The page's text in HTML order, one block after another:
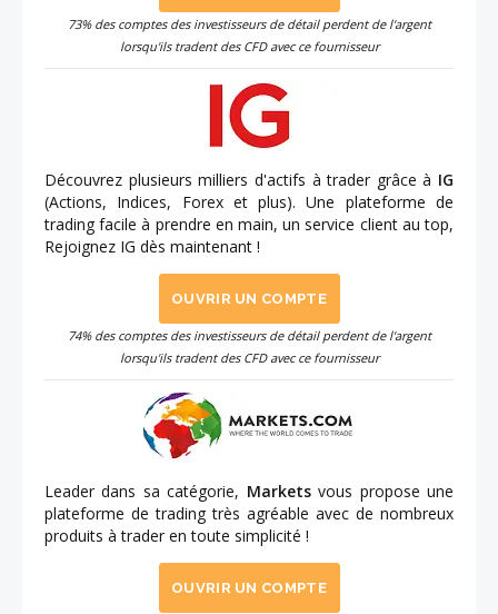
73% des comptes des investisseurs de détail perdent de l'argent
lorsqu'ils tradent des CFD avec ce fournisseur
Découvrez plusieurs milliers d'actifs à trader grâce à IG
(Actions, Indices, Forex et plus). Une plateforme de
trading facile à prendre en main, un service client au top,
Rejoignez IG dès maintenant !
OUVRIR UN COMPTE
74% des comptes des investisseurs de détail perdent de l'argent
lorsqu'ils tradent des CFD avec ce fournisseur
Leader dans sa catégorie, Marketsvous propose une
plateforme de trading très agréable avec de nombreux
produits à trader en toute simplicité !
OUVRIR UN COMPTE